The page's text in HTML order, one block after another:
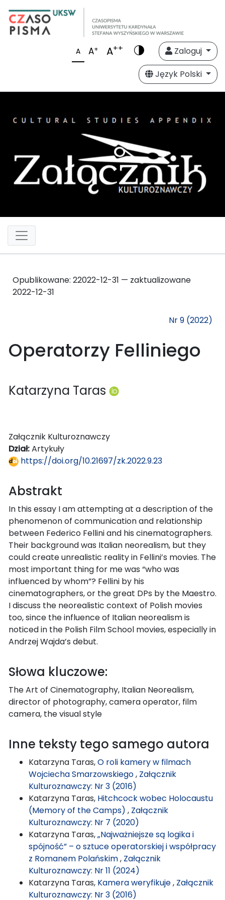
A A+ A++
Zaloguj
Język Polski
Opublikowane: 22022-12-31 — zaktualizowane
2022-12-31
Nr 9 (2022)
Operatorzy Felliniego
Katarzyna Taras
Załącznik Kulturoznawczy
Dział:Artykuły
https://doi.org/10.21697/zk.2022.9.23
Abstrakt
In this essay I am attempting at a description of the
phenomenon of communication and relationship
between Federico Fellini and his cinematographers.
Their background was Italian neorealism, but they
could create unrealistic reality in Fellini’s movies. The
most important thing for me was “who was
influenced by whom”? Fellini by his
cinematographers, or the great DPs by the Maestro.
I discuss the neorealistic context of Polish movies
too, since the influence of Italian neorealism is
noticed in the Polish Film School movies, especially in
Andrzej Wajda’s debut.
Słowa kluczowe:
The Art of Cinematography, Italian Neorealism,
director of photography, camera operator, film
camera, the visual style
Inne teksty tego samego autora
Katarzyna Taras,O roli kamery w filmach
Wojciecha Smarzowskiego, Załącznik
Kulturoznawczy: Nr 3 (2016)
Katarzyna Taras, Hitchcock wobec Holocaustu
(Memory of the Camps) , Załącznik
Kulturoznawczy: Nr 7 (2020)
Katarzyna Taras,„Najważniejsze są logika i
spójność” – o sztuce operatorskiej i współpracy
z Romanem Polańskim, Załącznik
Kulturoznawczy: Nr 11 (2024)
Katarzyna Taras, Kamera weryfikuje, Załącznik
Kulturoznawczy: Nr 3 (2016)